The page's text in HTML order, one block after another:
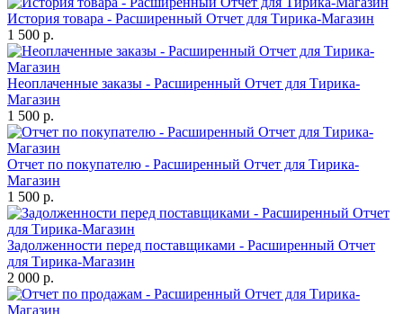
История товара - Расширенный Отчет для Тирика-Магазин
1 500 р.
Неоплаченные заказы - Расширенный Отчет для Тирика-
Магазин
1 500 р.
Отчет по покупателю - Расширенный Отчет для Тирика-
Магазин
1 500 р.
Задолженности перед поставщиками - Расширенный Отчет
для Тирика-Магазин
2 000 р.